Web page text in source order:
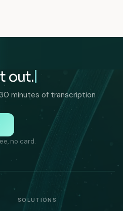
out.
minutes of transcription
no card.
SOLUTIONS